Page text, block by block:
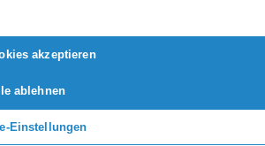
Einstellungen
ablehnen
akzeptieren